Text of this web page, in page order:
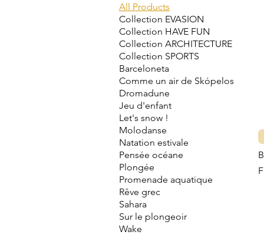
All Products
Collection EVASION
Collection HAVE FUN
Collection ARCHITECTURE
Collection SPORTS
Barceloneta
Comme un air de Skópelos
Dromadune
Jeu d'enfant
Let's snow !
Molodanse
Natation estivale
Pensée océane
Plongée
Promenade aquatique
Rêve grec
Sahara
Sur le plongeoir
Wake